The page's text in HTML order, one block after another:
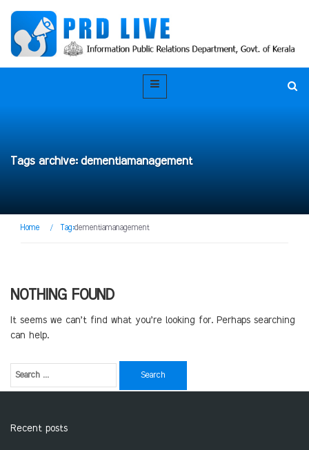
Tags archive: dementiamanagement
Home / Tag:dementiamanagement
NOTHING FOUND
It seems we can’t find what you’re looking for. Perhaps searching
can help.
Recent posts